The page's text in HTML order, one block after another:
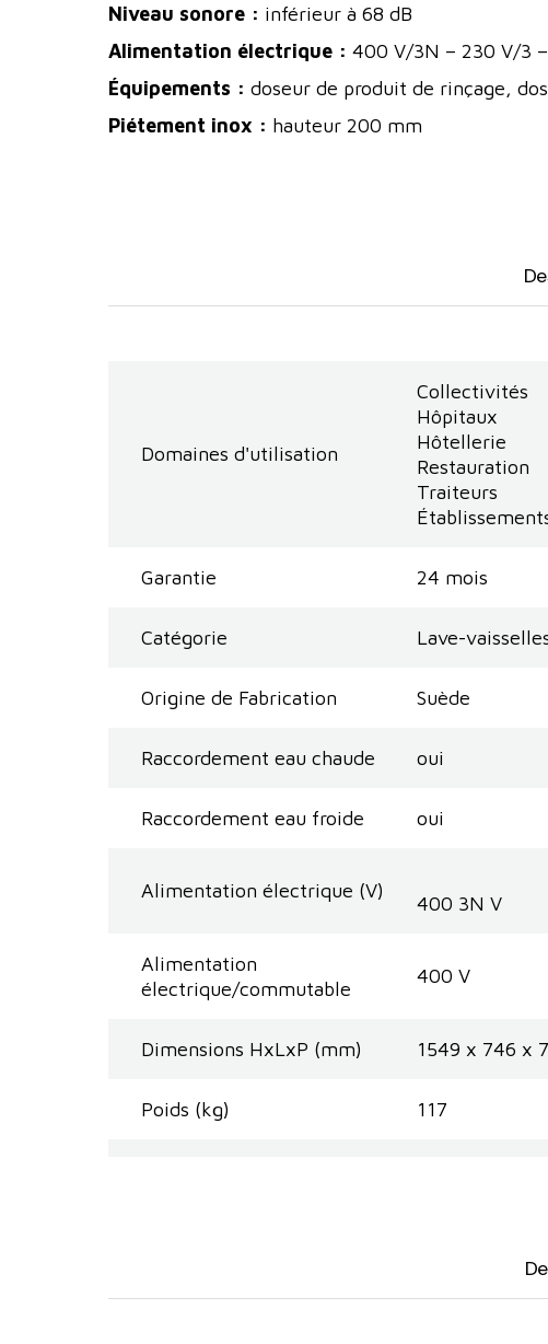
Niveau sonore : inférieur à 68 dB
Alimentation électrique : 400 V/3N – 230 V/3
Équipements : doseur de produit de rinçage,
Piétement inox : hauteur 200 mm
Domaines d'utilisation
Collectivités
Hôpitaux
Hôtellerie
Restauration
Traiteurs
Garantie 24 mois
Catégorie Lave-
Origine de Fabrication Suède
Raccordement eau chaude oui
Raccordement eau froide oui
Alimentation électrique (V)
400 3N V
Alimentation
électrique/commutable
400 V
Dimensions HxLxP (mm) 1549 x 746 x
Poids (kg) 117